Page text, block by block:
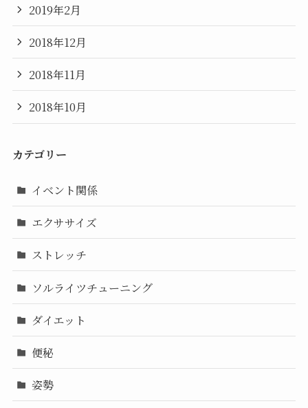
2019年2月
2018年12月
2018年11月
2018年10月
カテゴリー
イベント関係
エクササイズ
ストレッチ
ソルライツチューニング
ダイエット
便秘
姿勢